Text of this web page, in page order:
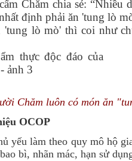
Chăm chia sẻ: “Nhiều
định phải ăn 'tung lò
'tung lò mò' thì coi như
Chăm luôn có món ăn
OCOP
yếu làm theo quy mô hộ
bì, nhãn mác, hạn sử